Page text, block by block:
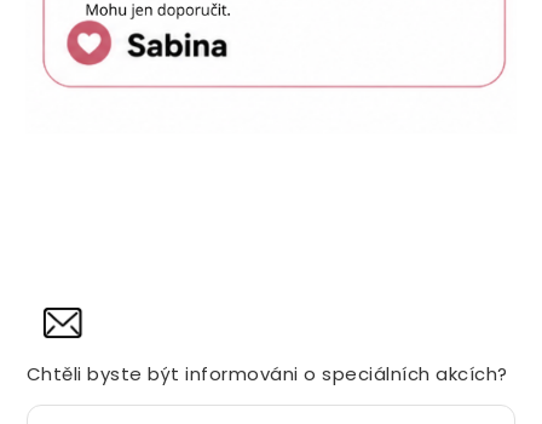
Chtěli byste být informováni o speciálních akcích?